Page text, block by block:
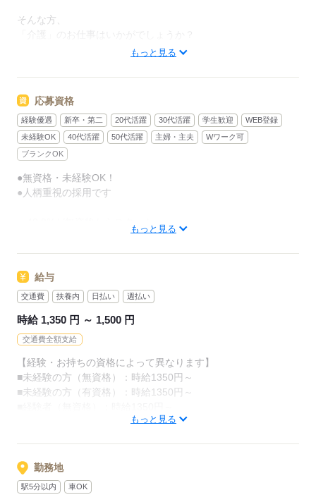
そんな方、
経験や資格がまったくいらない
“サポート”的なお仕事が増えてるんです。
たとえば、未経験・無資格の
新人さんにお任せするのは
の補充・運搬 など
カンタンなお仕事ばかり。
お仕事に慣れてきたら、少しずつ
専門的なこともお任せしていきます。
（食事・入浴・お手洗いのサポートなど）
きちんと経験を積めば、
あなたもはじめてみませんか？
応募する
もっと見る
応募資格
経験優遇 新卒・第二 20代活躍 30代活躍 学生歓迎
WEB登録
未経験OK
40代活躍 50代活躍 主婦・主夫
Wワーク可
ブランクOK
●無資格・未経験OK！
●人柄重視の採用です
・56.7％が未経験からスタート
スクールもありますし、
働ける職場をご紹介するなど、
介護未経験の方を全力でバックアップします！
もちろん経験者の方や、
介護福祉士、ケアマネージャー、
介護職員初任者研修等の資格保有者の方も大歓迎！
もっと見る
給与
交通費 扶養内 日払い 週払い
時給 1,350 円 ～ 1,500 円
交通費全額支給
【経験・お持ちの資格によって異なります】
■未経験の方（無資格）：時給1350円～
■未経験の方（有資格）：時給1350円～
■経験者（有資格）：時給1400円～
※22時～翌5時の就労は深夜時給適用
※お給料は最短で週払いOK！（規定有）
※残業代は別途全額支給
もっと見る
勤務地
駅5分以内 車OK